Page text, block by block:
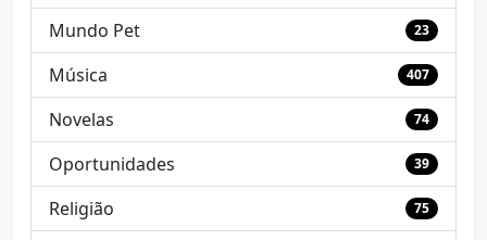
Mundo Pet 23
Música 407
Novelas 74
Oportunidades 39
Religião 75